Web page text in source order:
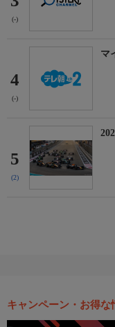
(-)
4
(-)
マ
5
(2)
キャンペーン・お得な